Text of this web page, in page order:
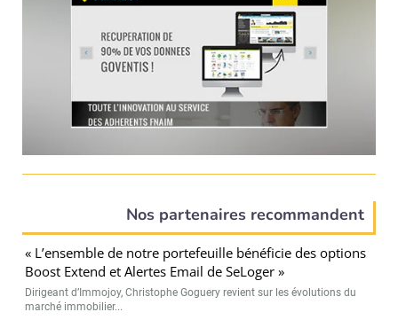
Nos partenaires recommandent
« L’ensemble de notre portefeuille bénéficie des options
Boost Extend et Alertes Email de SeLoger »
Dirigeant d’Immojoy, Christophe Goguery revient sur les évolutions du
marché immobilier...